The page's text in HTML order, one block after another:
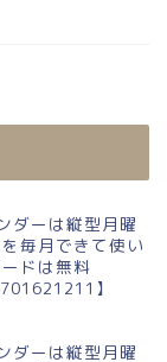
ダーは縦型月曜
毎月できて使い
ドは無料
】
ダーは縦型月曜